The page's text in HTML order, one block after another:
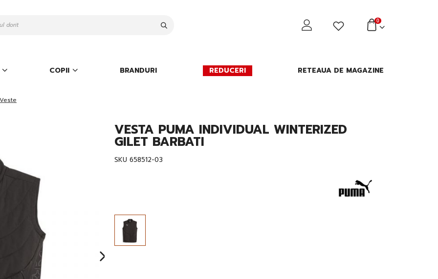
0
COPII BRANDURI REDUCERI RETEAUA DE MAGAZINE
Veste
VESTA PUMA INDIVIDUAL WINTERIZED
GILET BARBATI
SKU 658512-03